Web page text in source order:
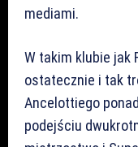
mediami.
W takim klubie jak
ostatecznie i tak
Ancelottiego
podejściu